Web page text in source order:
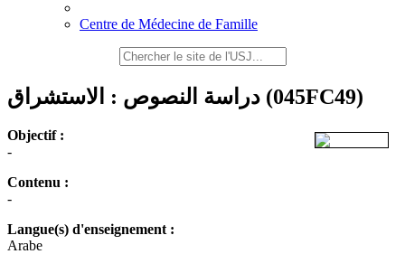
Centre de Médecine de Famille
(045FC49)
Objectif :
-
Contenu :
-
Langue(s) d'enseignement :
Arabe